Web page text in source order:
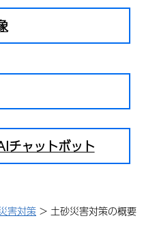
チャットボット
害対策 > 土砂災害対策の概要